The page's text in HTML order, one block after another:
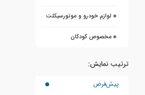
لوازم خودرو و موتورسیکلت
مخصوص کودکان
ترتیب نمایش:
پیش‌فرض